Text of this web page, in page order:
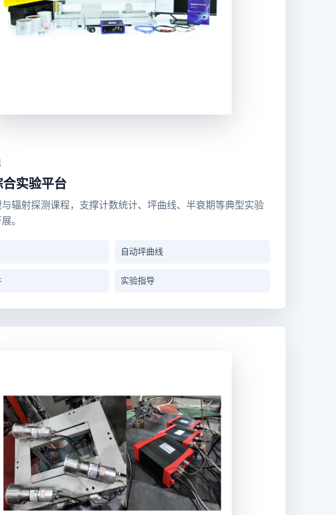
实验平台
辐射探测课程，支撑计数统计、坪曲线、半衰期等典型实验
。
自动坪曲线
实验指导